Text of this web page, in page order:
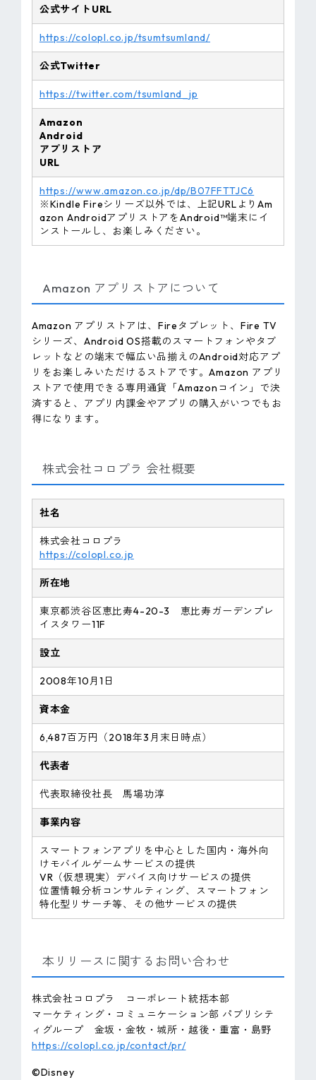
公式サイトURL
https://colopl.co.jp/tsumtsumland/
公式Twitter
https://twitter.com/tsumland_jp
Amazon
Android
アプリストア
URL
https://www.amazon.co.jp/dp/B07FFTTJC6
※Kindle Fireシリーズ以外では、上記URLよりAm
azon AndroidアプリストアをAndroid™端末にイ
ンストールし、お楽しみください。
Amazon アプリストアについて
Amazon アプリストアは、Fireタブレット、Fire TV
シリーズ、Android OS搭載のスマートフォンやタブ
レットなどの端末で幅広い品揃えのAndroid対応アプ
リをお楽しみいただけるストアです。Amazon アプリ
ストアで使用できる専用通貨「Amazonコイン」で決
済すると、アプリ内課金やアプリの購入がいつでもお
得になります。
株式会社コロプラ 会社概要
社名
株式会社コロプラ
https://colopl.co.jp
所在地
東京都渋谷区恵比寿4-20-3 恵比寿ガーデンプレ
イスタワー11F
設立
2008年10月1日
資本金
6,487百万円（2018年3月末日時点）
代表者
代表取締役社長 馬場功淳
事業内容
スマートフォンアプリを中心とした国内・海外向
けモバイルゲームサービスの提供
VR（仮想現実）デバイス向けサービスの提供
位置情報分析コンサルティング、スマートフォン
特化型リサーチ等、その他サービスの提供
本リリースに関するお問い合わせ
株式会社コロプラ コーポレート統括本部
マーケティング・コミュニケーション部 パブリシテ
ィグループ 金坂・金牧・城所・越後・重富・島野
https://colopl.co.jp/contact/pr/
©Disney